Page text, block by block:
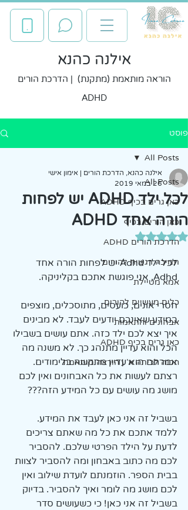
אילנה כהנא
הוראה מותאמת (מתקנת) | הדרכת הורים
ADHD
פוסט
All Posts
כאן גרים בכיף ADHD
כאן הורים בכיף
הדרכת הורים ADHD
תמיכה רגשית להורים
אמא מטיילת
כלים מעשיים להורים
אבחונים והתאמות
כאן גרים בכיף ADHD
הכנה לכיתה א' | הוראה מותאמת
All Posts
לכל ילד ADHD יש לפחות
הורה אחד ADHD
אילנה כהנא, הדרכת הורים | אימון אישי
26 במאי 2019
דירוג של NaN מתוך 5 כוכבים
לכל ילד Adhd יש לפחות הורה אחד
Adhd. אני פוגשת אתכם בקליניקה.
חסרי אונים, כועסים, מתוסכלים, מוצפים
במידע שאינכם יודעים לעבד. לא מבינים
איך יצא לכם ילד כזה. אתם עושים בשבילו
הכל והוא עדיין מתנהג כך. לא משנה מה
אמרתם הוא עדיין מתקשה בלימודים.
רצתם לעשות את כל האבחונים ואין לכם
מושג מה עושים עם כל המידע הזה???
בשביל זה אני כאן לעבד את המידע.
ללמד אתכם את כל מה שאתם צריכים
לדעת על הילד הפרטי שלכם. להסביר
לכם מה כתוב באבחון ומה להסביר לצוות
בבית הספר. הוזמנתם לועדת שילוב ואין
לכם מושג מה לומר ואיך להסביר. בדיוק
בשביל זה אני כאן! כי כשעושים סדר